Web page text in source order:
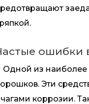
ошибки
Одной из наиболее
Эти
коррозии.